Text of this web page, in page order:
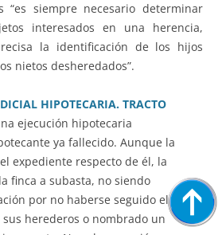
“es siempre necesario determinar
interesados en una herencia,
la identificación de los hijos
nietos desheredados”.
HIPOTECARIA. TRACTO
ejecución hipotecaria
ya fallecido. Aunque la
expediente respecto de él, la
finca a subasta, no siendo
por no haberse seguido el
herederos o nombrado un